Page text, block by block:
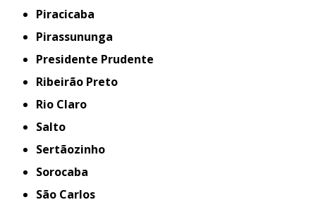
Piracicaba
Pirassununga
Presidente Prudente
Ribeirão Preto
Rio Claro
Salto
Sertãozinho
Sorocaba
São Carlos